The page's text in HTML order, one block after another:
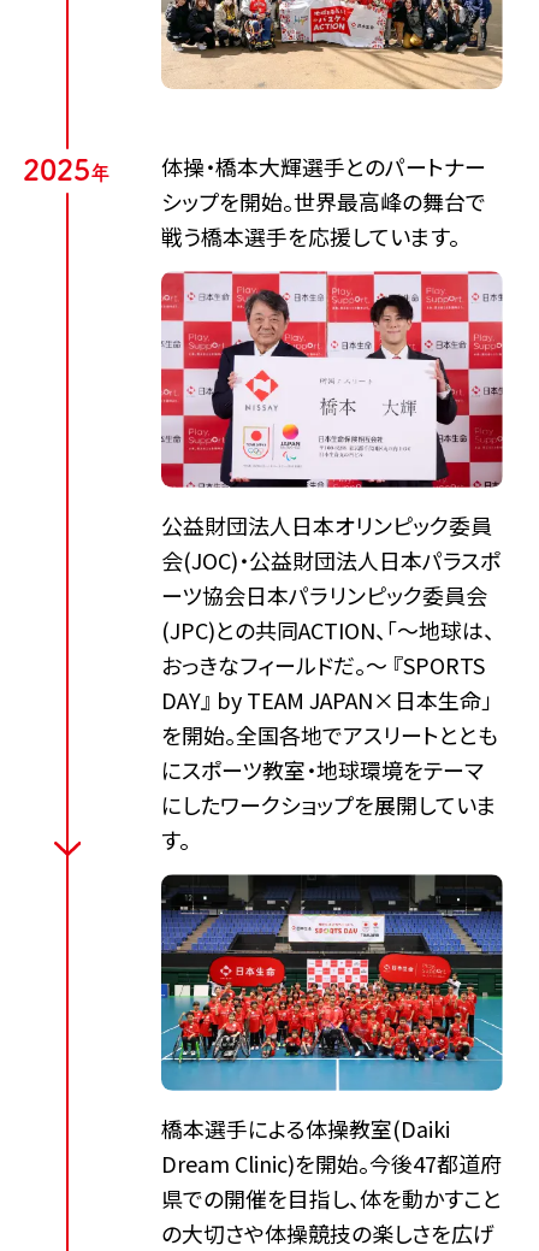
2025年
体操・橋本大輝選手とのパートナー
シップを開始。世界最高峰の舞台で
戦う橋本選手を応援しています。​
公益財団法人日本オリンピック委員
会(JOC)・​公益財団法人日本パラスポ
ーツ協会日本パラリンピック委員会
(JPC)との共同ACTION、「～地球は、
おっきなフィールドだ。～ 『SPORTS
DAY』 by TEAM JAPAN×日本生命」
を開始。全国各地でアスリートととも
にスポーツ教室・地球環境をテーマ
にしたワークショップを展開していま
す。
橋本選手による体操教室(Daiki
Dream Clinic)を開始。今後47都道府
県での開催を目指し、体を動かすこと
の大切さや体操競技の楽しさを広げ